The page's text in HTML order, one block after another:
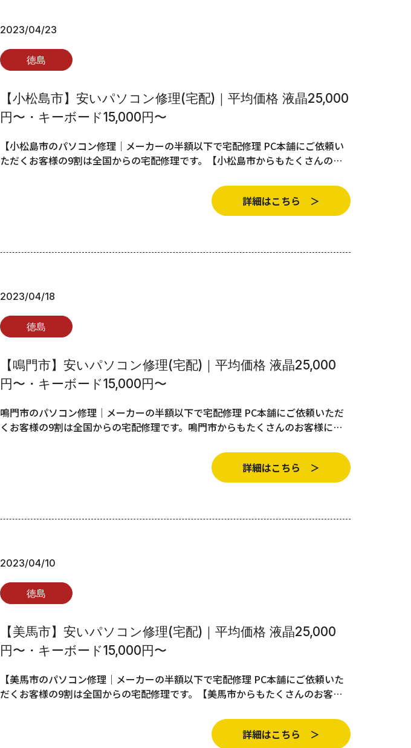
2023/04/23
徳島
【小松島市】安いパソコン修理(宅配)｜平均価格 液晶25,000
円〜・キーボード15,000円〜
【小松島市のパソコン修理｜メーカーの半額以下で宅配修理 PC本舗にご依頼い
ただくお客様の9割は全国からの宅配修理です。【小松島市からもたくさんの…
詳細はこちら ＞
2023/04/18
徳島
【鳴門市】安いパソコン修理(宅配)｜平均価格 液晶25,000
円〜・キーボード15,000円〜
鳴門市のパソコン修理｜メーカーの半額以下で宅配修理 PC本舗にご依頼いただ
くお客様の9割は全国からの宅配修理です。鳴門市からもたくさんのお客様に…
詳細はこちら ＞
2023/04/10
徳島
【美馬市】安いパソコン修理(宅配)｜平均価格 液晶25,000
円〜・キーボード15,000円〜
【美馬市のパソコン修理｜メーカーの半額以下で宅配修理 PC本舗にご依頼いた
だくお客様の9割は全国からの宅配修理です。【美馬市からもたくさんのお客…
詳細はこちら ＞